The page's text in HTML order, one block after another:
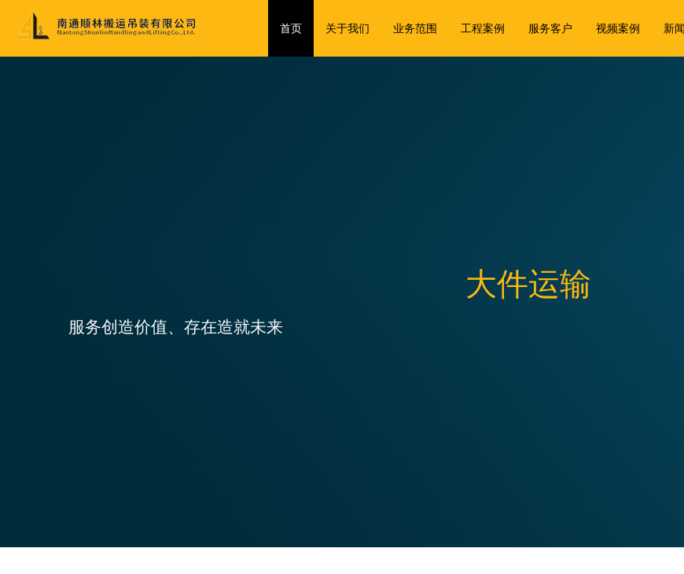
首页 关于我们 业务范围 工程案例 服务客户 视频案例 新
大件运输
服务创造价值、存在造就未来